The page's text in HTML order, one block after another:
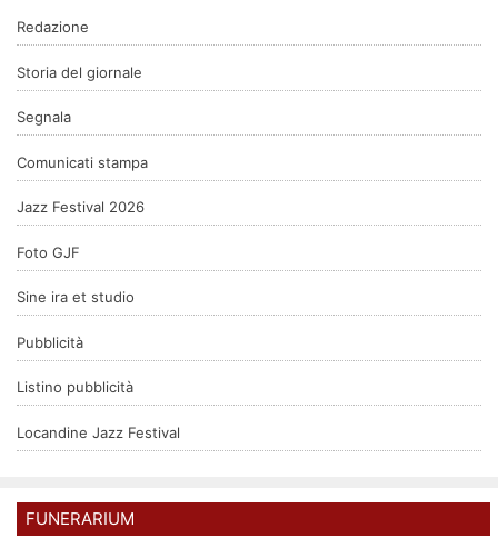
Redazione
Storia del giornale
Segnala
Comunicati stampa
Jazz Festival 2026
Foto GJF
Sine ira et studio
Pubblicità
Listino pubblicità
Locandine Jazz Festival
FUNERARIUM